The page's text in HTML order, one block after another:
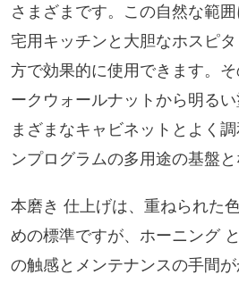
さまざまです。この自然な範
宅用キッチンと大胆なホスピ
方で効果的に使用できます。
ークウォールナットから明る
まざまなキャビネットとよく
ンプログラムの多用途の基盤と
本磨き 仕上げは、重ねられた
めの標準ですが、ホーニング
の触感とメンテナンスの手間